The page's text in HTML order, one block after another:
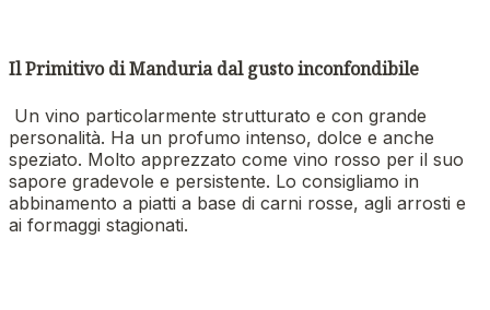
Il Primitivo di Manduria dal gusto inconfondibile
Un vino particolarmente strutturato e con grande
personalità. Ha un profumo intenso, dolce e anche
speziato. Molto apprezzato come vino rosso per il suo
sapore gradevole e persistente. Lo consigliamo in
abbinamento a piatti a base di carni rosse, agli arrosti e
ai formaggi stagionati.